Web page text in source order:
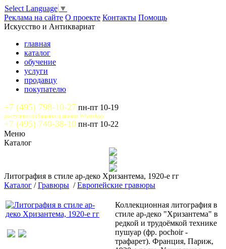
Select Language ▼
Реклама на сайте О проекте Контакты Помощь
Искусство и Антиквариат
главная
каталог
обучение
услуги
продавцу
покупателю
+7 (495) 798-10-27 пн-пт 10-19
доступны сообщения и звонки WhatsApp
+7 (495) 740-38-10 пн-пт 10-22
Меню
Каталог
Литография в стиле ар-деко Хризантема, 1920-е гг
Каталог /Гравюры /Европейские гравюры
Коллекционная литография в
стиле ар-деко "Хризантема" в
редкой и трудоёмкой технике
пушуар (фр. pochoir -
трафарет). Франция, Париж,